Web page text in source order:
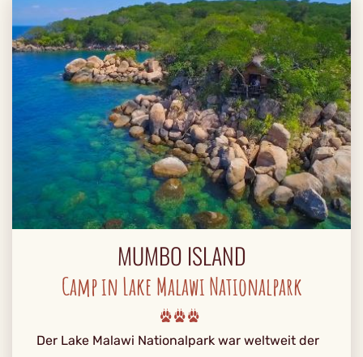
MUMBO ISLAND
Camp in Lake Malawi Nationalpark
Der Lake Malawi Nationalpark war weltweit der